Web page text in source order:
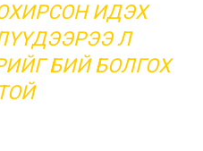
ИДЭХ
Л
БИЙ БОЛГОХ